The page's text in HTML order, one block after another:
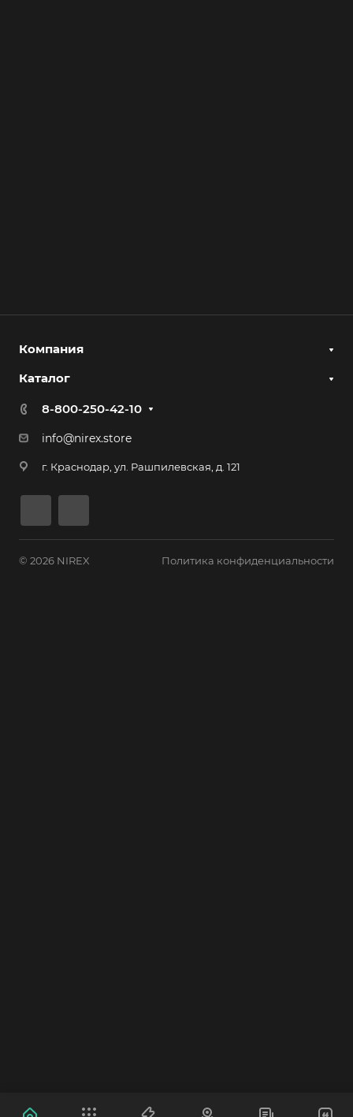
Компания
Каталог
8-800-250-42-10
info@nirex.store
г. Краснодар, ул. Рашпилевская, д. 121
© 2026 NIREX Политика конфиденциальности